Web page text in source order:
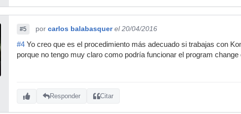
#5 por carlos balabasquer el 20/04/2016
#4 Yo creo que es el procedimiento más adecuado si trabajas con
porque no tengo muy claro como podría funcionar el program change
Responder Citar